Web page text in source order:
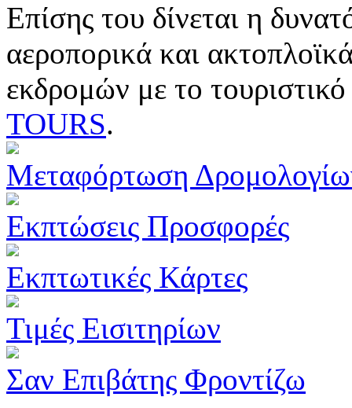
Επίσης του δίνεται η
αεροπορικά και
εκδρομών με το
TOURS.
Μεταφόρτωση
Εκπτώσεις Προσφορές
Εκπτωτικές Κάρτες
Τιμές Εισιτηρίων
Σαν Επιβάτης Φροντίζω